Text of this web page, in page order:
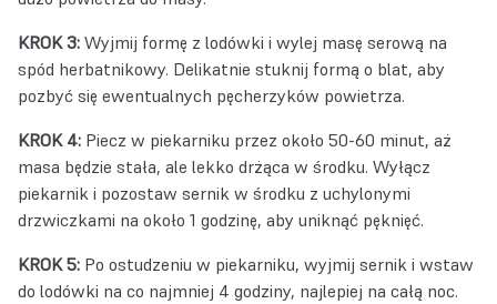
KROK 3: Wyjmij formę z lodówki i wylej masę serową na
spód herbatnikowy. Delikatnie stuknij formą o blat, aby
pozbyć się ewentualnych pęcherzyków powietrza.
KROK 4: Piecz w piekarniku przez około 50-60 minut, aż
masa będzie stała, ale lekko drżąca w środku. Wyłącz
piekarnik i pozostaw sernik w środku z uchylonymi
drzwiczkami na około 1 godzinę, aby uniknąć pęknięć.
KROK 5: Po ostudzeniu w piekarniku, wyjmij sernik i wstaw
do lodówki na co najmniej 4 godziny, najlepiej na całą noc.